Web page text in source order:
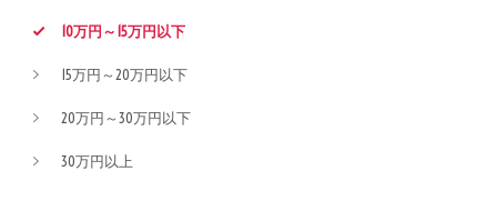
10万円～15万円以下
15万円～20万円以下
20万円～30万円以下
30万円以上